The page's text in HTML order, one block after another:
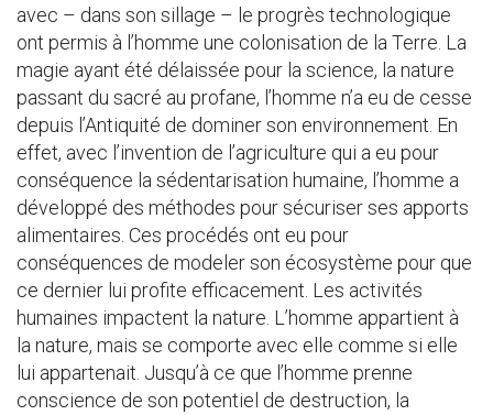
avec – dans son sillage – le progrès technologique
ont permis à l’homme une colonisation de la Terre. La
magie ayant été délaissée pour la science, la nature
passant du sacré au profane, l’homme n’a eu de cesse
depuis l’Antiquité de dominer son environnement. En
effet, avec l’invention de l’agriculture qui a eu pour
conséquence la sédentarisation humaine, l’homme a
développé des méthodes pour sécuriser ses apports
alimentaires. Ces procédés ont eu pour
conséquences de modeler son écosystème pour que
ce dernier lui profite efficacement. Les activités
humaines impactent la nature. L’homme appartient à
la nature, mais se comporte avec elle comme si elle
lui appartenait. Jusqu’à ce que l’homme prenne
conscience de son potentiel de destruction, la